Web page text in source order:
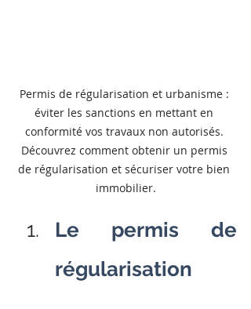
Permis de régularisation et urbanisme :
éviter les sanctions en mettant en
conformité vos travaux non autorisés.
Découvrez comment obtenir un permis
de régularisation et sécuriser votre bien
immobilier.
Le permis de
régularisation